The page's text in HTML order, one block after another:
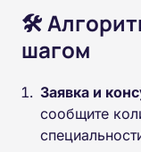
🛠️
шагом
Заявка и
сообщите